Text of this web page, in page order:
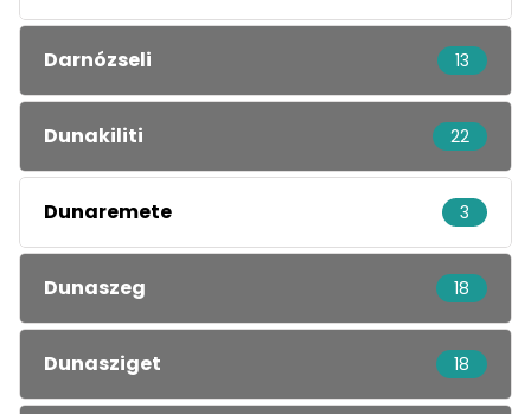
Darnózseli 13
Dunakiliti 22
Dunaremete 3
Dunaszeg 18
Dunasziget 18